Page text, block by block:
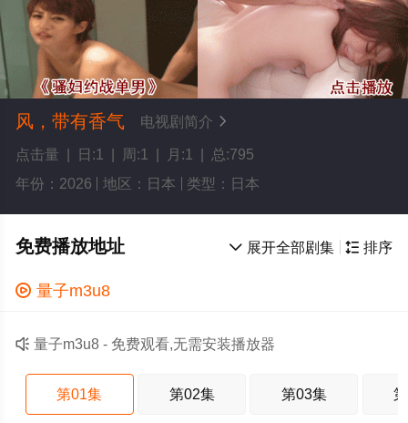
风，带有香气 电视剧简介 
点击量 | 日:1 | 周:1 | 月:1 | 总:795
年份：2026
地区：日本 类型：日本
 排序
 展开全部剧集
免费播放地址
 量子m3u8
 量子m3u8 - 免费观看,无需安装播放器
第01集 第02集 第03集